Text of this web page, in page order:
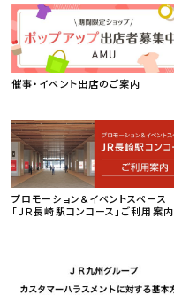
催事・イベント出店のご案内
プロモーション＆イベントスペース
「ＪＲ長崎駅コンコース」ご利用案内